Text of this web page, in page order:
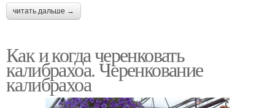
читать дальше →
Как и когда черенковать
калибрахоа. Черенкование
калибрахоа